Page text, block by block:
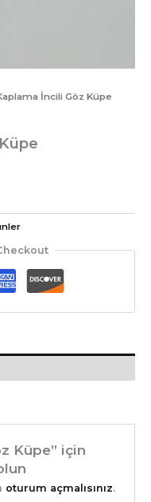
İncili Göz Küpe
Küpe” için
oturum açmalısınız.